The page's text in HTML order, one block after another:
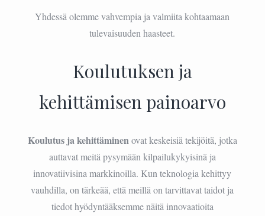
Yhdessä olemme vahvempia ja valmiita kohtaamaan
tulevaisuuden haasteet.
Koulutuksen ja
kehittämisen painoarvo
Koulutus ja kehittäminenovat keskeisiä tekijöitä, jotka
auttavat meitä pysymään kilpailukykyisinä ja
innovatiivisina markkinoilla. Kun teknologia kehittyy
vauhdilla, on tärkeää, että meillä on tarvittavat taidot ja
tiedot hyödyntääksemme näitä innovaatioita